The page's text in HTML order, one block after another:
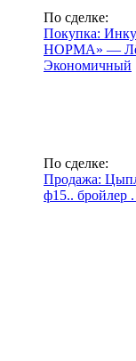
По сделке:
Покупка:
НОРМА» —
Экономичный
По сделке:
Продажа:
ф15.. бройлер